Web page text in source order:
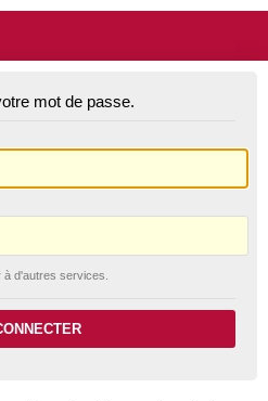
mot de passe.
d'autres services.